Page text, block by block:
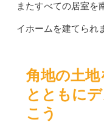
またすべての居室を
イホームを建てられ
角地の土
とともに
こう